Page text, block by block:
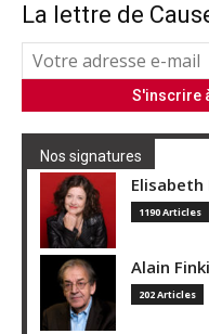
La lettre de
Nos signatures
Elisabeth
1190 Articles
Alain
202 Articles